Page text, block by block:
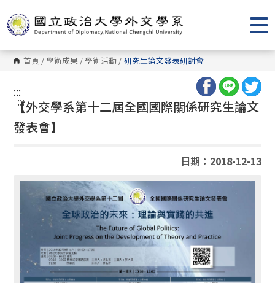
到
主
要
內
容
區 首頁 /學術成果 /學術活動 / 研究生論文發表研討會
:::
:::
【外交學系第十二屆全國國際關係研究生論文
發表會】
日期：2018-12-13